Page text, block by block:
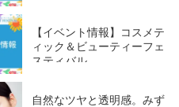
【イベント情報】コスメテ
ィック＆ビューティーフェ
スティバル
自然なツヤと透明感。みず